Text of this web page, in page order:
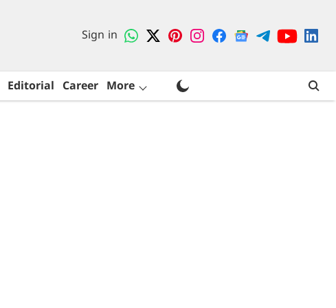
Sign in
Editorial Career More